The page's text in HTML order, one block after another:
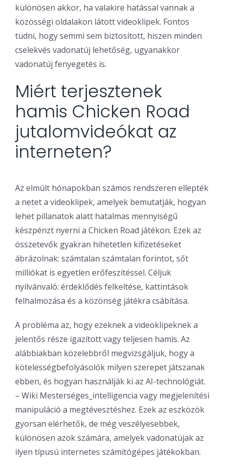
különösen akkor, ha valakire hatással vannak a
közösségi oldalakon látott videoklipek. Fontos
tudni, hogy semmi sem biztosított, hiszen minden
cselekvés vadonatúj lehetőség, ugyanakkor
vadonatúj fenyegetés is.
Miért terjesztenek
hamis Chicken Road
jutalomvideókat az
interneten?
Az elmúlt hónapokban számos rendszeren ellepték
a netet a videoklipek, amelyek bemutatják, hogyan
lehet pillanatok alatt hatalmas mennyiségű
készpénzt nyerni a Chicken Road játékon. Ezek az
összetevők gyakran hihetetlen kifizetéseket
ábrázolnak: számtalan számtalan forintot, sőt
milliókat is egyetlen erőfeszítéssel. Céljuk
nyilvánvaló: érdeklődés felkeltése, kattintások
felhalmozása és a közönség játékra csábítása.
A probléma az, hogy ezeknek a videoklipeknek a
jelentős része igazított vagy teljesen hamis. Az
alábbiakban közelebbről megvizsgáljuk, hogy a
kötelességbefolyásolók milyen szerepet játszanak
ebben, és hogyan használják ki az AI-technológiát.
– Wiki Mesterséges_intelligencia vagy megjelenítési
manipuláció a megtévesztéshez. Ezek az eszközök
gyorsan elérhetők, de még veszélyesebbek,
különösen azok számára, amelyek vadonatújak az
ilyen típusú internetes számítógépes játékokban.